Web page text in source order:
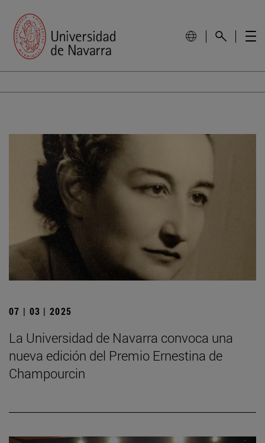
07 | 03 | 2025
La Universidad de Navarra convoca una
nueva edición del Premio Ernestina de
Champourcin